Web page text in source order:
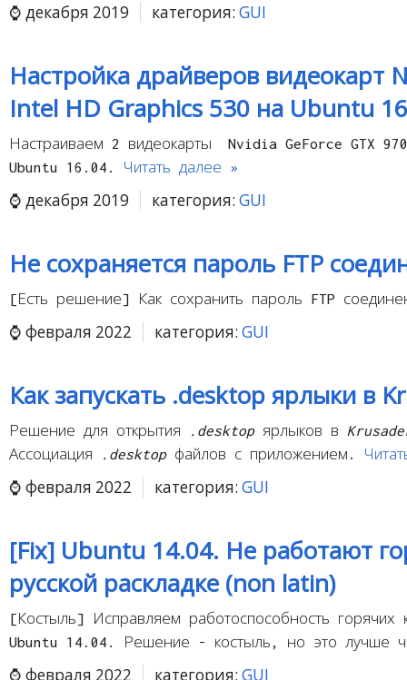
декабря 2019 категория: GUI
Настройка драйверов видеокарт
Intel HD Graphics 530 на Ubuntu
Настраиваем 2 видеокарты Nvidia GeForce GTX
Ubuntu 16.04. Читать далее »
декабря 2019 категория: GUI
Не сохраняется пароль FTP
[Есть решение] Как сохранить пароль FTP
февраля 2022 категория: GUI
Как запускать .desktop ярлыки в
Решение для открытия .desktopярлыков в
Ассоциация
.desktopфайлов с приложением.
февраля 2022 категория: GUI
[Fix] Ubuntu 14.04. Не работают
русской раскладке (non latin)
[Костыль] Исправляем работоспособность горячих
Ubuntu 14.04. Решение - костыль, но это лучше
февраля 2022 категория: GUI